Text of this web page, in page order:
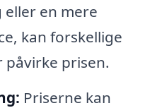
en mere
kan forskellige
prisen.
Priserne kan